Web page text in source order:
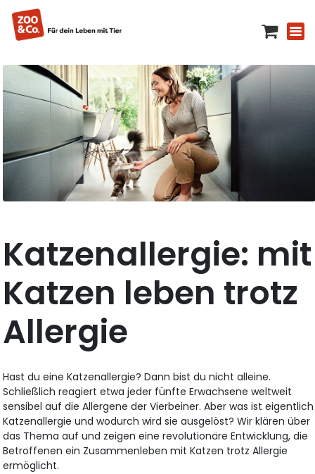
Katzenallergie: mit
Katzen leben trotz
Allergie
Hast du eine Katzenallergie? Dann bist du nicht alleine.
Schließlich reagiert etwa jeder fünfte Erwachsene weltweit
sensibel auf die Allergene der Vierbeiner. Aber was ist eigentlich
Katzenallergie und wodurch wird sie ausgelöst? Wir klären über
das Thema auf und zeigen eine revolutionäre Entwicklung, die
Betroffenen ein Zusammenleben mit Katzen trotz Allergie
ermöglicht.